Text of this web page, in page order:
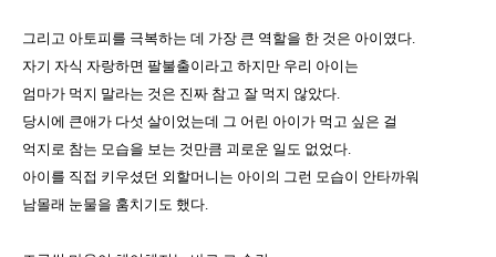
그리고 아토피를 극복하는 데 가장 큰 역할을 한 것은 아이였다
자기 자식 자랑하면 팔불출이라고 하지만 우리 아이는
엄마가 먹지 말라는 것은 진짜 참고 잘 먹지 않았다
당시에 큰애가 다섯 살이었는데 그 어린 아이가 먹고 싶은 걸
억지로 참는 모습을 보는 것만큼 괴로운 일도 없었다
아이를 직접 키우셨던 외할머니는 아이의 그런 모습이 안타까워
남몰래 눈물을 훔치기도 했다